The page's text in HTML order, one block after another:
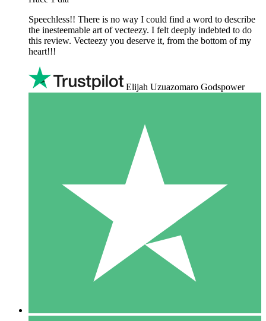
Speechless!! There is no way I could find a word to describe
the inesteemable art of vecteezy. I felt deeply indebted to do
this review. Vecteezy you deserve it, from the bottom of my
heart!!!
Elijah Uzuazomaro Godspower